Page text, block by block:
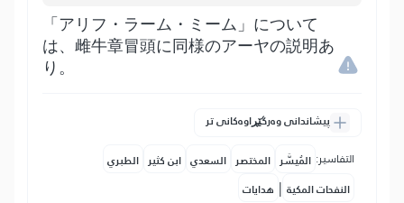
「アリフ・ラーム・ミーム」について
は、雌牛章冒頭に同様のアーヤの説明あ
り。
پیشاندانی وەرگێڕاوەکانی تر
التفاسير: المُيسَّر المختصر السعدي ابن كثير الطبري
النفحات المكية | هدايات